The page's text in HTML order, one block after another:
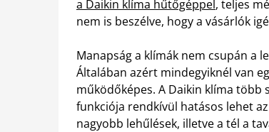
a Daikin klíma hűtőgéppel, teljes
nem is beszélve, hogy a vásárlók
Manapság a klímák nem csupán a
Általában azért mindegyiknél van
működőképes. A Daikin klíma
funkciója rendkívül hatásos lehet
nagyobb lehűlések, illetve a tél a